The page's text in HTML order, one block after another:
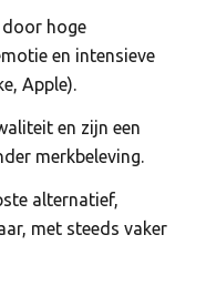
hoge
en intensieve
Apple).
en zijn een
merkbeleving.
alternatief,
met steeds vaker